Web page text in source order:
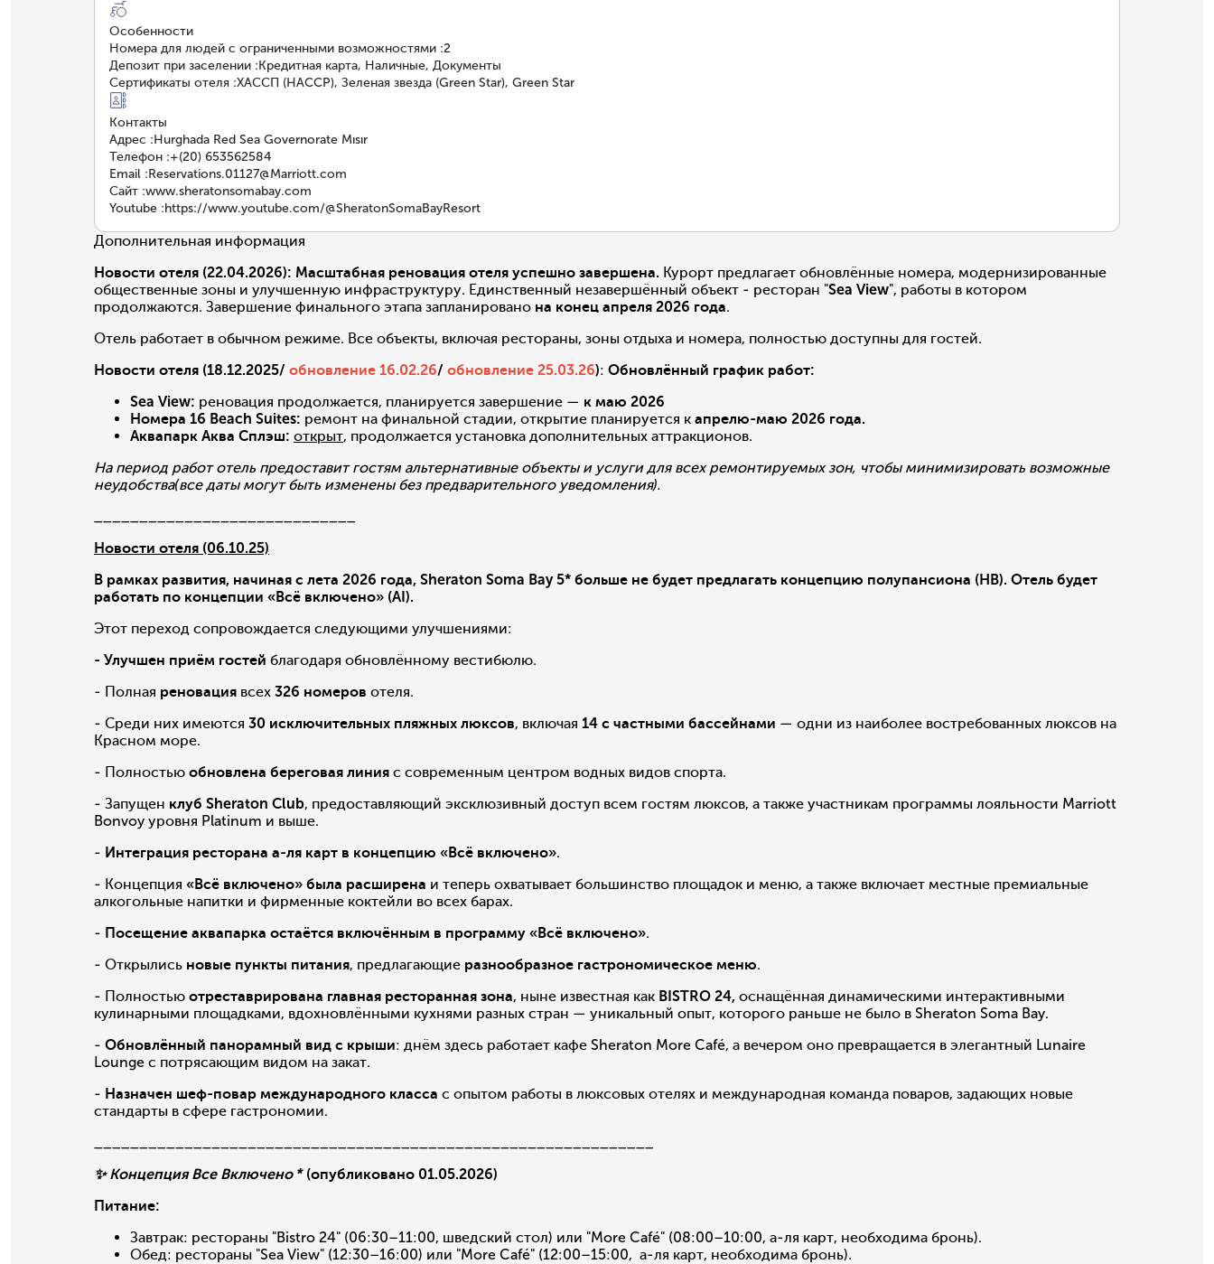
Особенности
Номера для людей с ограниченными возможностями :2
Депозит при заселении :Кредитная карта, Наличные, Документы
Сертификаты отеля :ХАССП (HACCP), Зеленая звезда (Green Star), Green Star
Контакты
Адрес :Hurghada Red Sea Governorate Mısır
Телефон :+(20) 653562584
Email :Reservations.01127@Marriott.com
Сайт :www.sheratonsomabay.com
Youtube :https://www.youtube.com/@SheratonSomaBayResort
Дополнительная информация
Новости отеля (22.04.2026): Масштабная реновация отеля успешно завершена. Курорт предлагает обновлённые номера, модернизированные
общественные зоны и улучшенную инфраструктуру. Единственный незавершённый объект - ресторан "Sea View", работы в котором
продолжаются. Завершение финального этапа запланировано на конец апреля 2026 года.
Отель работает в обычном режиме. Все объекты, включая рестораны, зоны отдыха и номера, полностью доступны для гостей.
Новости отеля (18.12.2025/ обновление 16.02.26/ обновление 25.03.26): Обновлённый график работ:
Sea View: реновация продолжается, планируется завершение — к маю 2026
Номера 16 Beach Suites: ремонт на финальной стадии, открытие планируется к апрелю-маю 2026 года.
Аквапарк Аква Сплэш: открыт, продолжается установка дополнительных аттракционов.
На период работ отель предоставит гостям альтернативные объекты и услуги для всех ремонтируемых зон, чтобы минимизировать возможные
неудобства(все даты могут быть изменены без предварительного уведомления).
Новости отеля (06.10.25)
В рамках развития, начиная с лета 2026 года, Sheraton Soma Bay 5* больше не будет предлагать концепцию полупансиона (HB). Отель будет
работать по концепции «Всё включено» (AI).
Этот переход сопровождается следующими улучшениями:
- Улучшен приём гостей благодаря обновлённому вестибюлю.
- Полная реновация всех 326 номеров отеля.
- Среди них имеются 30 исключительных пляжных люксов, включая 14 с частными бассейнами — одни из наиболее востребованных люксов на
Красном море.
- Полностью обновлена береговая линия с современным центром водных видов спорта.
- Запущен клуб Sheraton Club, предоставляющий эксклюзивный доступ всем гостям люксов, а также участникам программы лояльности Marriott
Bonvoy уровня Platinum и выше.
- Интеграция ресторана а-ля карт в концепцию «Всё включено».
- Концепция «Всё включено» была расширена и теперь охватывает большинство площадок и меню, а также включает местные премиальные
алкогольные напитки и фирменные коктейли во всех барах.
- Посещение аквапарка остаётся включённым в программу «Всё включено».
- Открылись новые пункты питания, предлагающие разнообразное гастрономическое меню.
- Полностью отреставрирована главная ресторанная зона, ныне известная как BISTRO 24, оснащённая динамическими интерактивными
кулинарными площадками, вдохновлёнными кухнями разных стран — уникальный опыт, которого раньше не было в Sheraton Soma Bay.
- Обновлённый панорамный вид с крыши: днём здесь работает кафе Sheraton More Café, а вечером оно превращается в элегантный Lunaire
Lounge с потрясающим видом на закат.
- Назначен шеф-повар международного класса с опытом работы в люксовых отелях и международная команда поваров, задающих новые
стандарты в сфере гастрономии.
✨ Концепция Все Включено *(опубликовано 01.05.2026)
Питание:
Завтрак: рестораны "Bistro 24" (06:30–11:00, шведский стол) или "More Café" (08:00–10:00, а-ля карт, необходима бронь).
Обед: рестораны "Sea View" (12:30–16:00) или "More Café" (12:00–15:00, а-ля карт, необходима бронь).